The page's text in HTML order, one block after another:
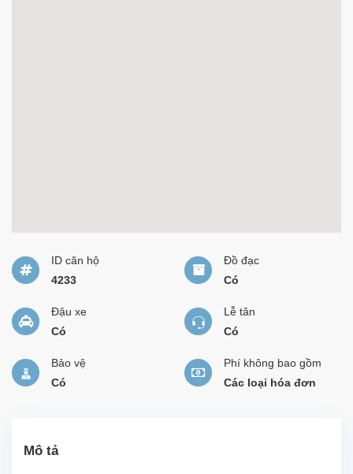
ID căn hộ
4233
Đồ đạc
Có
Đậu xe
Có
Lễ tân
Có
Bảo vệ
Có
Phí không bao gồm
Các loại hóa đơn
Mô tả